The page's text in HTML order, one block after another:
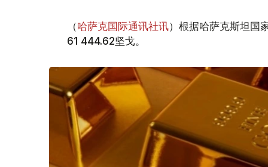
（哈萨克国际通讯社讯）根据哈萨克斯坦国
61 444.62坚戈。